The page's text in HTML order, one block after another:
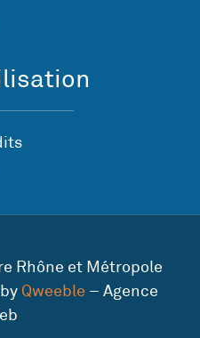
Rhône et Métropole
Qweeble – Agence